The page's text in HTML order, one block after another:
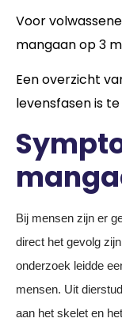
Voor
mangaan op 3
Een overzicht
levensfasen is
Bij mensen zijn er
direct het gevolg
onderzoek leidde
mensen. Uit
aan het skelet en